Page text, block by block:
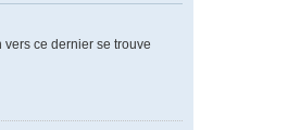
ce dernier se trouve